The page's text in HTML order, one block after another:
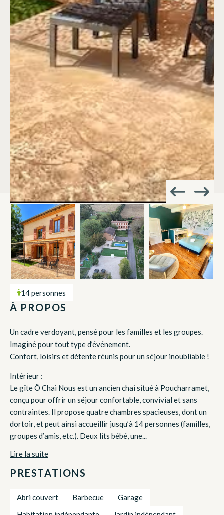
14 personnes
À PROPOS
Un cadre verdoyant, pensé pour les familles et les groupes.
Imaginé pour tout type d’événement.
Confort, loisirs et détente réunis pour un séjour inoubliable !
Intérieur :
Le gîte Ô Chai Nous est un ancien chai situé à Poucharramet,
conçu pour offrir un séjour confortable, convivial et sans
contraintes. Il propose quatre chambres spacieuses, dont un
dortoir, et peut ainsi accueillir jusqu’à 14 personnes (familles,
groupes d’amis, etc.). Deux lits bébé, une...
Lire la suite
PRESTATIONS
Abri couvert Barbecue
Garage